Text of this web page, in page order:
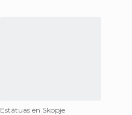
Estátuas en Skopje